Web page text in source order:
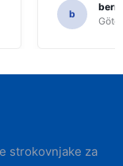
b
strokovnjake za